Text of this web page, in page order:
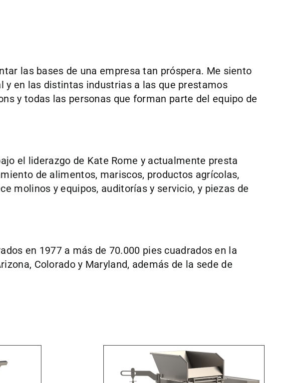
las bases de una empresa tan próspera. Me siento
y en las distintas industrias a las que prestamos
y todas las personas que forman parte del equipo de
el liderazgo de Kate Rome y actualmente presta
de alimentos, mariscos, productos agrícolas,
molinos y equipos, auditorías y servicio, y piezas de
en 1977 a más de 70.000 pies cuadrados en la
Colorado y Maryland, además de la sede de